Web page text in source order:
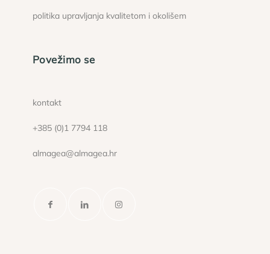
politika upravljanja kvalitetom i okolišem
Povežimo se
kontakt
+385 (0)1 7794 118
almagea@almagea.hr